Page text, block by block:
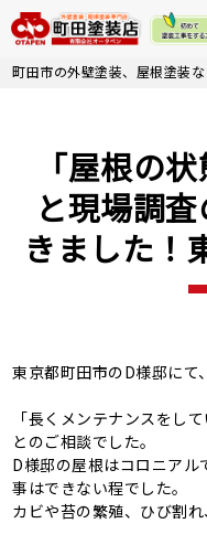
Skip
町田市の外壁塗装、屋根塗装な
「屋根の
と現場調
きました！
東京都町田市のD様邸にて
「長くメンテナンスをし
とのご相談でした。
D様邸の屋根はコロニアル
事はできない程でした。
カビや苔の繁殖、ひび割